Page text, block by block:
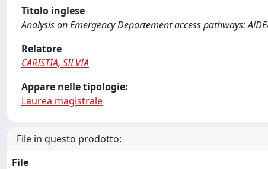
Titolo inglese
Analysis on Emergency Departement access pathways:
Relatore
CARISTIA, SILVIA
Appare nelle tipologie:
Laurea magistrale
File in questo prodotto:
File